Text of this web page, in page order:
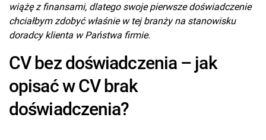
wiążę z finansami, dlatego swoje pierwsze doświadczenie
chciałbym zdobyć właśnie w tej branży na stanowisku
doradcy klienta w Państwa firmie.
CV bez doświadczenia – jak
opisać w CV brak
doświadczenia?